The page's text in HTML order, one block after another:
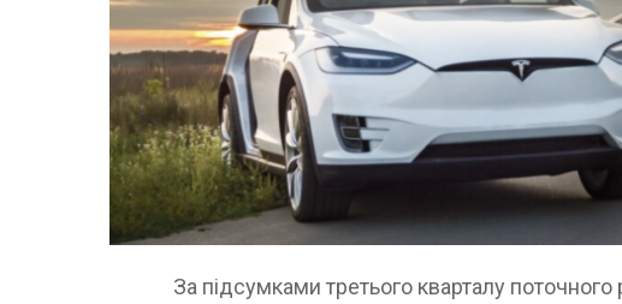
За підсумками третього кварталу поточного